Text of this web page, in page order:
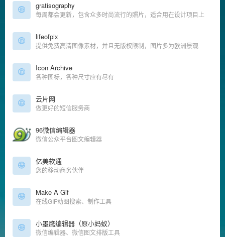
gratisography
每周都会更新，包含众多时尚流行的照片，适合用在设计项目上
lifeofpix
提供免费高清图像素材，并且无版权限制，图片多为欧洲景观
Icon Archive
各种图标，各种尺寸应有尽有
云片网
做更好的短信服务商
96微信编辑器
微信公众平台图文编辑器
亿美软通
您的移动商务伙伴
Make A Gif
在线GIF动图搜索、制作工具
小墨鹰编辑器（原小蚂蚁）
微信编辑器、微信图文排版工具